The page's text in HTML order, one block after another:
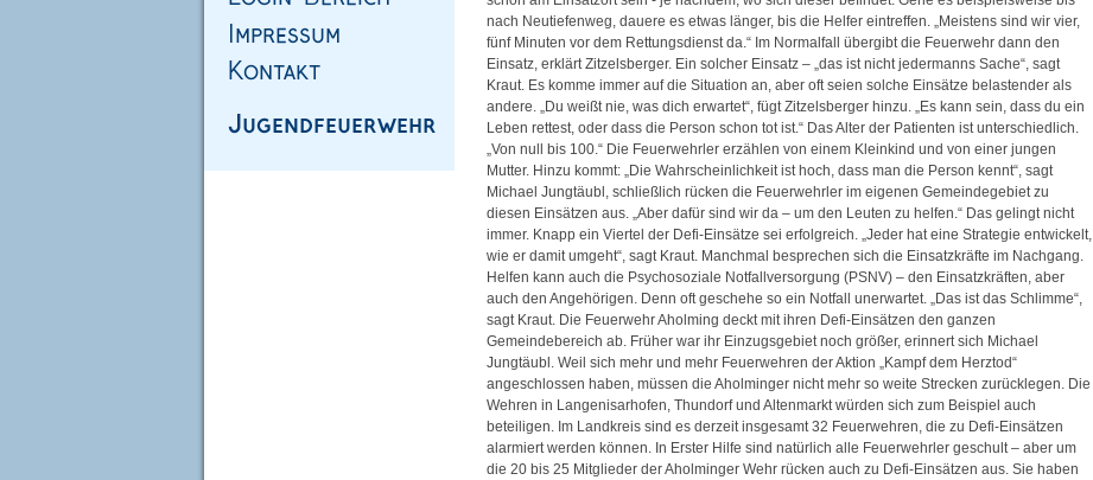
nach Neutiefenweg, dauere es etwas länger, bis die Helfer eintreffen. „Meistens sind wir vier,
fünf Minuten vor dem Rettungsdienst da.“ Im Normalfall übergibt die Feuerwehr dann den
Einsatz, erklärt Zitzelsberger. Ein solcher Einsatz – „das ist nicht jedermanns Sache“, sagt
Kraut. Es komme immer auf die Situation an, aber oft seien solche Einsätze belastender als
andere. „Du weißt nie, was dich erwartet“, fügt Zitzelsberger hinzu. „Es kann sein, dass du ein
Leben rettest, oder dass die Person schon tot ist.“ Das Alter der Patienten ist unterschiedlich.
„Von null bis 100.“ Die Feuerwehrler erzählen von einem Kleinkind und von einer jungen
Mutter. Hinzu kommt: „Die Wahrscheinlichkeit ist hoch, dass man die Person kennt“, sagt
Michael Jungtäubl, schließlich rücken die Feuerwehrler im eigenen Gemeindegebiet zu
diesen Einsätzen aus. „Aber dafür sind wir da – um den Leuten zu helfen.“ Das gelingt nicht
immer. Knapp ein Viertel der Defi-Einsätze sei erfolgreich. „Jeder hat eine Strategie entwickelt,
wie er damit umgeht“, sagt Kraut. Manchmal besprechen sich die Einsatzkräfte im Nachgang.
Helfen kann auch die Psychosoziale Notfallversorgung (PSNV) – den Einsatzkräften, aber
auch den Angehörigen. Denn oft geschehe so ein Notfall unerwartet. „Das ist das Schlimme“,
sagt Kraut. Die Feuerwehr Aholming deckt mit ihren Defi-Einsätzen den ganzen
Gemeindebereich ab. Früher war ihr Einzugsgebiet noch größer, erinnert sich Michael
Jungtäubl. Weil sich mehr und mehr Feuerwehren der Aktion „Kampf dem Herztod“
angeschlossen haben, müssen die Aholminger nicht mehr so weite Strecken zurücklegen. Die
Wehren in Langenisarhofen, Thundorf und Altenmarkt würden sich zum Beispiel auch
beteiligen. Im Landkreis sind es derzeit insgesamt 32 Feuerwehren, die zu Defi-Einsätzen
alarmiert werden können. In Erster Hilfe sind natürlich alle Feuerwehrler geschult – aber um
die 20 bis 25 Mitglieder der Aholminger Wehr rücken auch zu Defi-Einsätzen aus. Sie haben